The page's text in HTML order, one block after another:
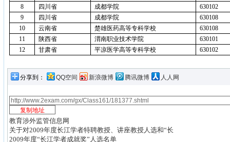
8
四川省 成都学院
630102
9
四川省 成都学院
630108
10
云南省 楚雄医药高等专科学校
630108
11
陕西省 渭南职业技术学院
630101
12
甘肃省 平凉医学高等专科学校 630102
分享到： QQ空间 新浪微博 腾讯微博 人人网
教育涉外监管信息网
关于对2009年度长江学者特聘教授、讲座教授人选和“长
2009年度“长江学者成就奖”人选名单